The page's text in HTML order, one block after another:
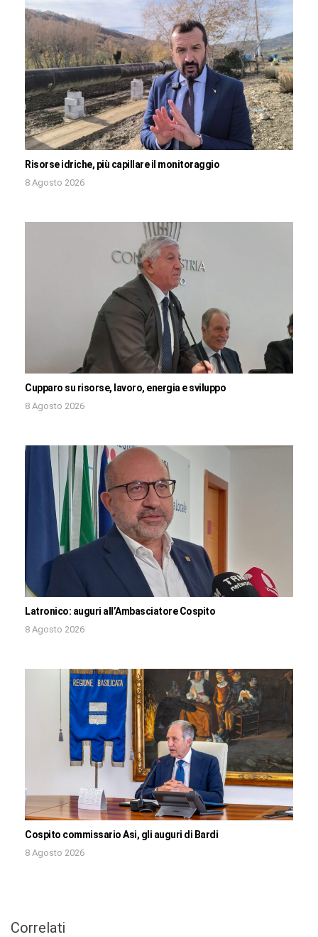
Risorse idriche, più capillare il monitoraggio
8 Agosto 2026
Cupparo su risorse, lavoro, energia e sviluppo
8 Agosto 2026
Latronico: auguri all’Ambasciatore Cospito
8 Agosto 2026
Cospito commissario Asi, gli auguri di Bardi
8 Agosto 2026
Correlati